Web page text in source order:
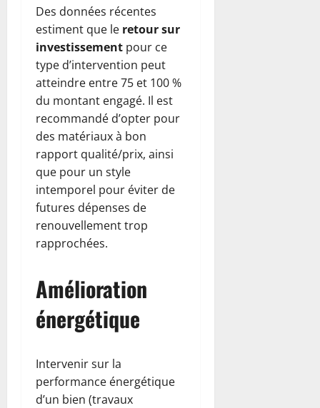
Des données récentes
estiment que le retour sur
investissement pour ce
type d’intervention peut
atteindre entre 75 et 100 %
du montant engagé. Il est
recommandé d’opter pour
des matériaux à bon
rapport qualité/prix, ainsi
que pour un style
intemporel pour éviter de
futures dépenses de
renouvellement trop
rapprochées.
Amélioration
énergétique
Intervenir sur la
performance énergétique
d’un bien (travaux